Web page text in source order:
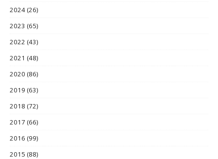
2024(26)
2023 (65)
2022 (43)
2021 (48)
2020 (86)
2019 (63)
2018 (72)
2017 (66)
2016 (99)
2015 (88)